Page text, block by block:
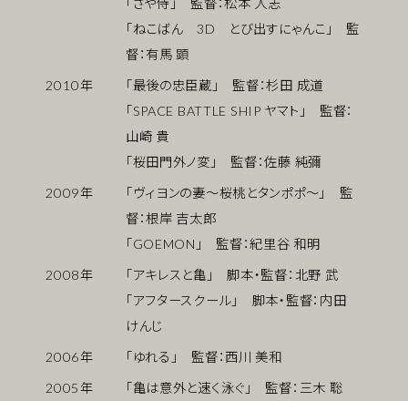
「さや侍」 監督：松本 人志
「ねこばん 3D とび出すにゃんこ」 監
督：有馬 顕
2010年
「最後の忠臣蔵」 監督：杉田 成道
「SPACE BATTLE SHIP ヤマト」 監督：
山崎 貴
「桜田門外ノ変」 監督：佐藤 純彌
2009年
「ヴィヨンの妻〜桜桃とタンポポ〜」 監
督：根岸 吉太郎
「GOEMON」 監督：紀里谷 和明
2008年
「アキレスと亀」 脚本・監督：北野 武
「アフタースクール」 脚本・監督：内田
けんじ
2006年
「ゆれる」 監督：西川 美和
2005年
「亀は意外と速く泳ぐ」 監督：三木 聡